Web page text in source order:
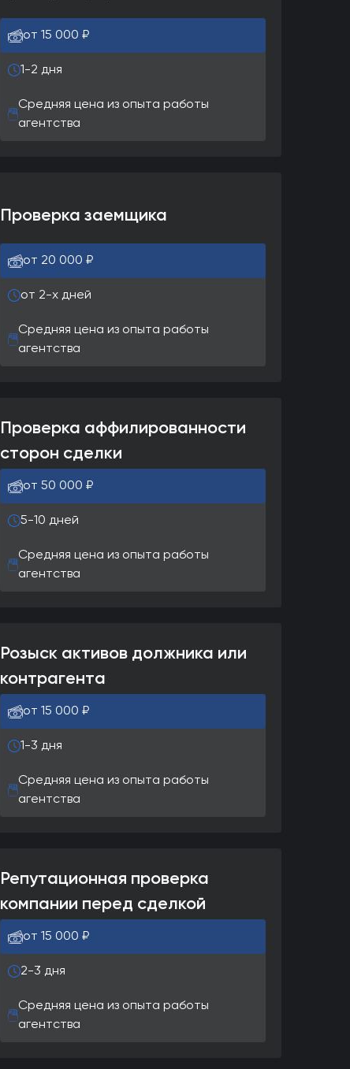
от 15 000 ₽
1-2 дня
Средняя цена из опыта работы
агентства
Проверка заемщика
от 20 000 ₽
от 2-х дней
Средняя цена из опыта работы
агентства
Проверка аффилированности
сторон сделки
от 50 000 ₽
5-10 дней
Средняя цена из опыта работы
агентства
Розыск активов должника или
контрагента
от 15 000 ₽
1-3 дня
Средняя цена из опыта работы
агентства
Репутационная проверка
компании перед сделкой
от 15 000 ₽
2-3 дня
Средняя цена из опыта работы
агентства